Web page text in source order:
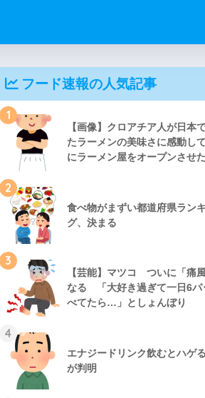
フード速報の人気記事
1
【画像】クロアチア人が日本
たラーメンの美味さに感動し
にラーメン屋をオープンさせ
2
食べ物がまずい都道府県ラン
グ、決まる
3
【芸能】マツコ ついに「痛
なる 「大好き過ぎて一日6パ
べてたら…」としょんぼり
4
エナジードリンク飲むとハゲ
が判明